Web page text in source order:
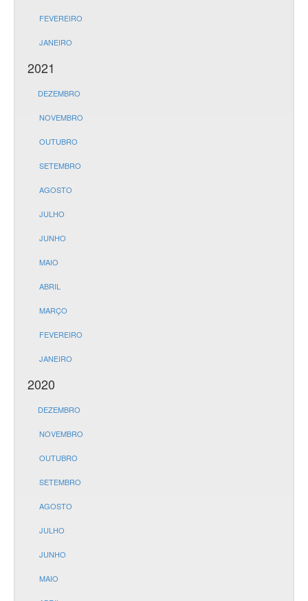
FEVEREIRO
JANEIRO
2021
DEZEMBRO
NOVEMBRO
OUTUBRO
SETEMBRO
AGOSTO
JULHO
JUNHO
MAIO
ABRIL
MARÇO
FEVEREIRO
JANEIRO
2020
DEZEMBRO
NOVEMBRO
OUTUBRO
SETEMBRO
AGOSTO
JULHO
JUNHO
MAIO